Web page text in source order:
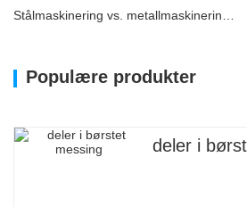
Populære produkter
deler i